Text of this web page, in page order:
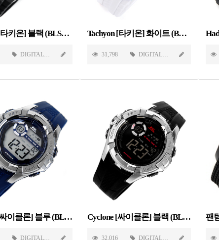
Tachyon [타키온] 블랙 (BLS1505-BK)
DIGITAL
Tachyon [타키온] 화이트 (BLS1505-WH)
31,798 DIGITAL
Cyclone [싸이클론] 블루 (BLS1501-BL)
DIGITAL
Cyclone [싸이클론] 블랙 (BLS1501-BK)
32,016 DIGITAL